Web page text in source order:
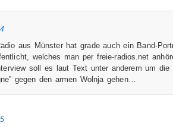
aus Münster hat grade auch ein Band-
welches man per freie-radios.net
soll es laut Text unter anderem um die
gegen den armen Wolnja gehen…